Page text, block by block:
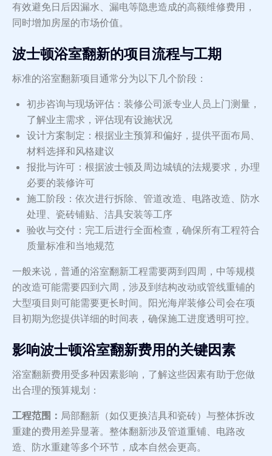
有效避免日后因漏水、漏电等隐患造成的高额维修费用，
同时增加房屋的市场价值。
波士顿浴室翻新的项目流程与工期
标准的浴室翻新项目通常分为以下几个阶段：
初步咨询与现场评估：装修公司派专业人员上门测量，
了解业主需求，评估现有设施状况
设计方案制定：根据业主预算和偏好，提供平面布局、
材料选择和风格建议
报批与许可：根据波士顿及周边城镇的法规要求，办理
必要的装修许可
施工阶段：依次进行拆除、管道改造、电路改造、防水
处理、瓷砖铺贴、洁具安装等工序
验收与交付：完工后进行全面检查，确保所有工程符合
质量标准和当地规范
一般来说，普通的浴室翻新工程需要两到四周，中等规模
的改造可能需要四到六周，涉及到结构改动或管线重铺的
大型项目则可能需要更长时间。阳光海岸装修公司会在项
目初期为您提供详细的时间表，确保施工进度透明可控。
影响波士顿浴室翻新费用的关键因素
浴室翻新费用受多种因素影响，了解这些因素有助于您做
出合理的预算规划：
工程范围： 局部翻新（如仅更换洁具和瓷砖）与整体拆改
重建的费用差异显著。整体翻新涉及管道重铺、电路改
造、防水重建等多个环节，成本自然会更高。